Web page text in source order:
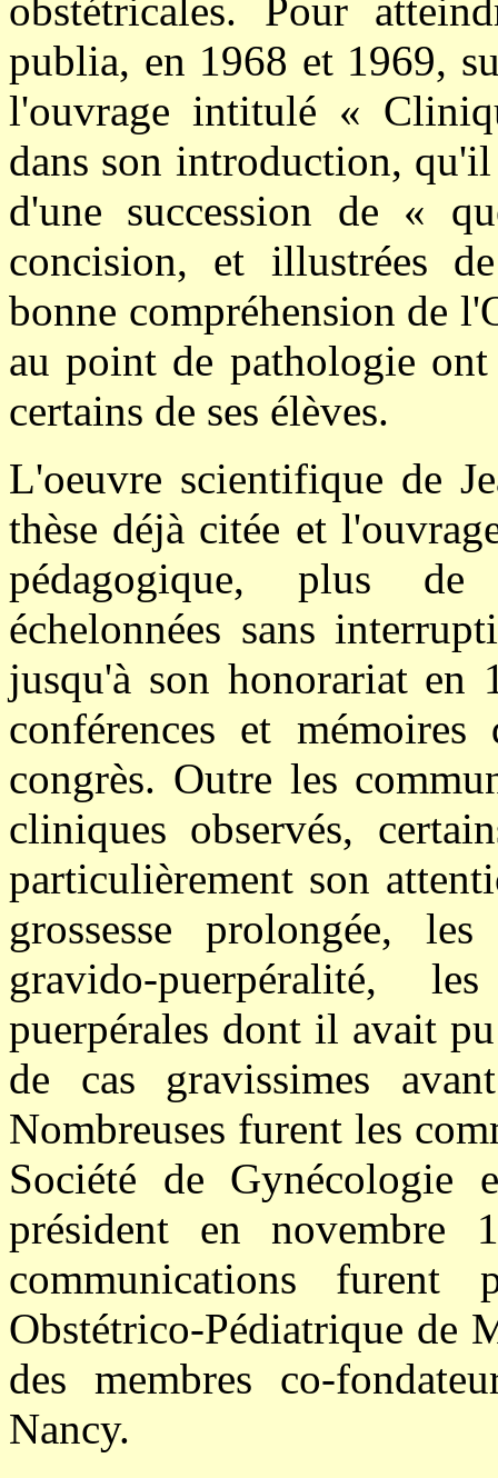
obstétricales. Pour
publia, en 1968 et 1969,
l'ouvrage intitulé «
dans son introduction,
d'une succession de «
concision, et illustrées
bonne compréhension de
au point de pathologie
certains de ses élèves.
L'oeuvre scientifique de
thèse déjà citée et
pédagogique, plus de
échelonnées sans
jusqu'à son honorariat
conférences et
congrès. Outre les
cliniques observés,
particulièrement son
grossesse prolongée,
gravido-puerpéralité,
puerpérales dont il avait
de cas gravissimes
Nombreuses furent les
Société de
président en novembre
communications furent
Obstétrico-Pédiatrique de
des membres co-
Nancy.